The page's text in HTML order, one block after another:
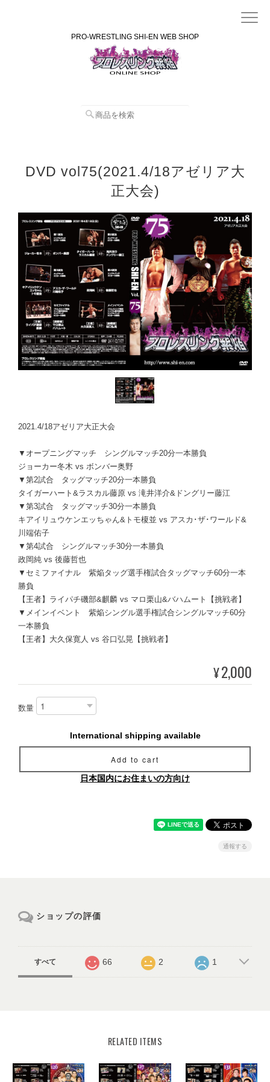
PRO-WRESTLING SHI-EN WEB SHOP
DVD vol75(2021.4/18アゼリア大
正大会)
2021.4/18アゼリア大正大会
▼オープニングマッチ シングルマッチ20分一本勝負
ジョーカー冬木 vs ボンバー奥野
▼第2試合 タッグマッチ20分一本勝負
タイガーハート&ラスカル藤原 vs 滝井洋介&ドングリー藤江
▼第3試合 タッグマッチ30分一本勝負
キアイリュウケンエッちゃん&トモ榎並 vs アスカ･ザ･ワールド&
川端佑子
▼第4試合 シングルマッチ30分一本勝負
政岡純 vs 後藤哲也
▼セミファイナル 紫焔タッグ選手権試合タッグマッチ60分一本
勝負
【王者】ライパチ磯部&麒麟 vs マロ栗山&バハムート【挑戦者】
▼メインイベント 紫焔シングル選手権試合シングルマッチ60分
一本勝負
【王者】大久保寛人 vs 谷口弘晃【挑戦者】
¥2,000
数量
International shipping available
Add to cart
日本国内にお住まいの方向け
通報する
ショップの評価
すべて 66 2 1
RELATED ITEMS